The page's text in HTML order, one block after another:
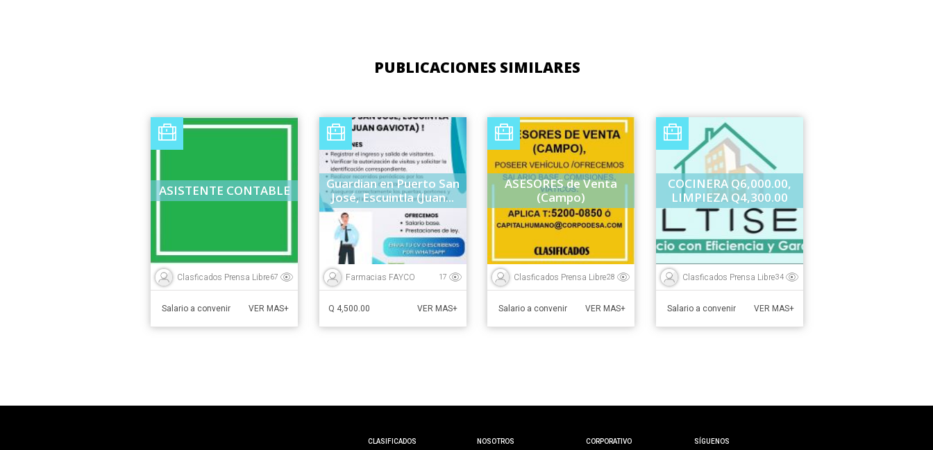
PUBLICACIONES SIMILARES
ASISTENTE CONTABLE
Clasficados Prensa Libre67
Salario a convenir VER MAS+
Guardian en Puerto San
José, Escuintla (Juan...
Farmacias FAYCO 17
Q 4,500.00 VER MAS+
ASESORES de Venta
(Campo)
Clasficados Prensa Libre28
Salario a convenir VER MAS+
COCINERA Q6,000.00,
LIMPIEZA Q4,300.00
Clasficados Prensa Libre34
Salario a convenir VER MAS+
CLASIFICADOS NOSOTROS CORPORATIVO SÍGUENOS